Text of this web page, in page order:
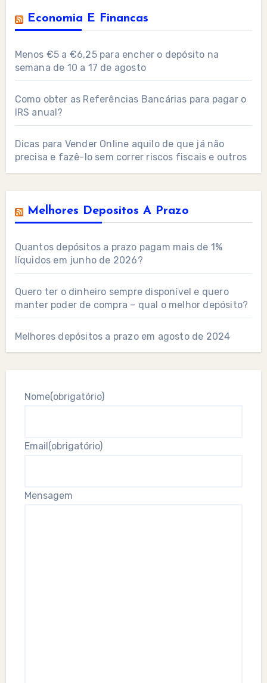
Economia E Financas
Menos €5 a €6,25 para encher o depósito na
semana de 10 a 17 de agosto
Como obter as Referências Bancárias para pagar o
IRS anual?
Dicas para Vender Online aquilo de que já não
precisa e fazê-lo sem correr riscos fiscais e outros
Melhores Depositos A Prazo
Quantos depósitos a prazo pagam mais de 1%
líquidos em junho de 2026?
Quero ter o dinheiro sempre disponível e quero
manter poder de compra – qual o melhor depósito?
Melhores depósitos a prazo em agosto de 2024
Nome(obrigatório)
Email (obrigatório)
Mensagem